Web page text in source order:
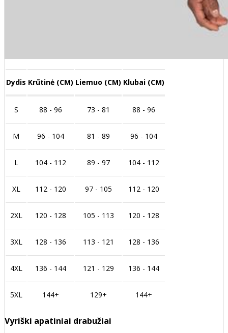
Dydis Krūtinė (CM) Liemuo (CM) Klubai (CM)
S 88 - 96 73 - 81 88 - 96
M 96 - 104 81 - 89 96 - 104
L 104 - 112 89 - 97 104 - 112
XL 112 - 120 97 - 105 112 - 120
2XL 120 - 128 105 - 113 120 - 128
3XL 128 - 136 113 - 121 128 - 136
4XL 136 - 144 121 - 129 136 - 144
5XL 144+ 129+ 144+
Vyriški apatiniai drabužiai